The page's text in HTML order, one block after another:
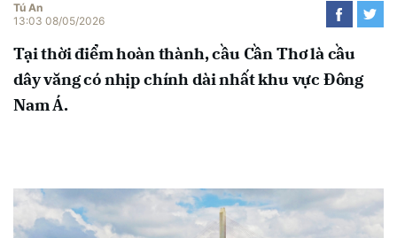
Tú An
13:03 08/05/2026
Tại thời điểm hoàn thành, cầu Cần Thơ là cầu
dây văng có nhịp chính dài nhất khu vực Đông
Nam Á.